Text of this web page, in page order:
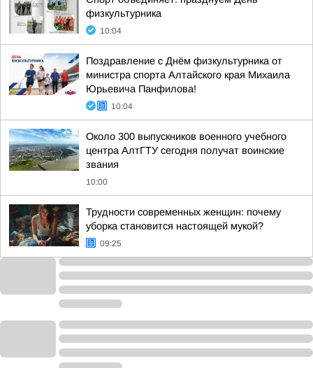
физкультурника
10:04
Поздравление с Днём физкультурника от
министра спорта Алтайского края Михаила
Юрьевича Панфилова!
10:04
Около 300 выпускников военного учебного
центра АлтГТУ сегодня получат воинские
звания
10:00
Трудности современных женщин: почему
уборка становится настоящей мукой?
09:25